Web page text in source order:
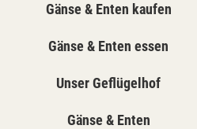
Gänse & Enten kaufen
Gänse & Enten essen
Unser Geflügelhof
Gänse & Enten